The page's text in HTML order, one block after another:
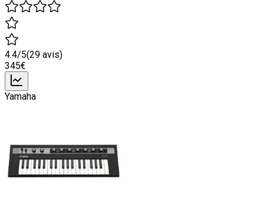
4.4/5(29 avis)
345€
Yamaha